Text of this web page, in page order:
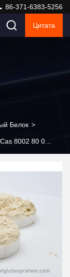
86-371-6383-5256
Цитата
Белок >
8002 80 0